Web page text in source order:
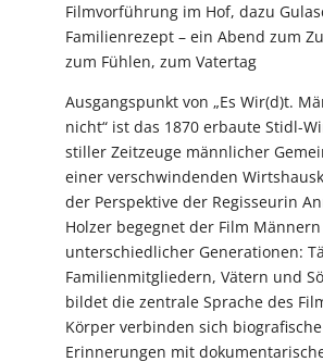
Filmvorführung im Hof, dazu
Familienrezept – ein Abend zum
zum Fühlen, zum Vatertag
Ausgangspunkt von „Es Wir(d)t.
nicht“ ist das 1870 erbaute Stidl-
stiller Zeitzeuge männlicher
einer verschwindenden
der Perspektive der Regisseurin
Holzer begegnet der Film Männern
unterschiedlicher Generationen:
Familienmitgliedern, Vätern und
bildet die zentrale Sprache des
Körper verbinden sich biografische
Erinnerungen mit